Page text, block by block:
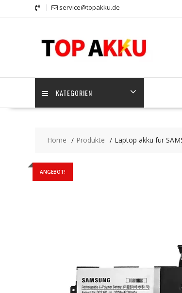
service@topakku.de
KATEGORIEN
Home Produkte Laptop akku für
ANGEBOT!